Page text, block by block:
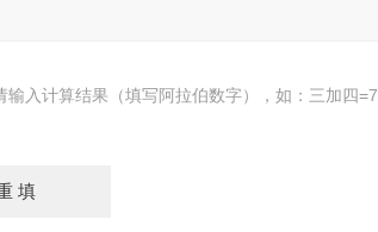
输入计算结果（填写阿拉伯数字），如：三加四=7